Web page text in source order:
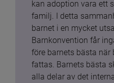
kan adoption vara ett
familj. I detta
barnet i en mycket
Barnkonvention får
före barnets bästa
fattas. Barnets bästa
alla delar av det